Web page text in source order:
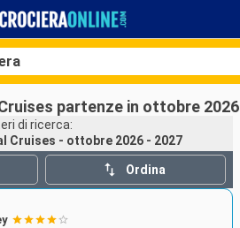
partenze in ottobre
di ricerca:
Cruises - ottobre 2026 - 2027
Ordina